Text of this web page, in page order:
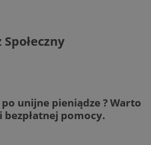
unijne pieniądze ? Warto
pomocy.